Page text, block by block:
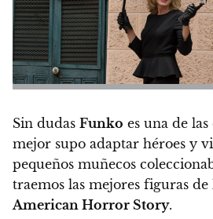
Sin dudas Funko es una de
mejor supo adaptar héroes y
pequeños muñecos
traemos las mejores figuras de
American Horror Story.